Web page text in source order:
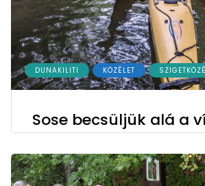
DUNAKILITI KÖZÉLET
Sose becsüljük alá a